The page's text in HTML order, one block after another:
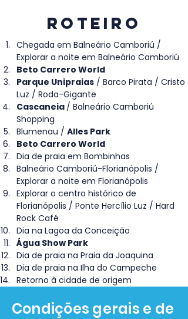
ROTEIRO
Chegada em Balneário Camboriú /
Explorar a noite em Balneário Camboriú
Beto Carrero World
Parque Unipraias / Barco Pirata / Cristo
Luz / Roda-Gigante
Cascaneia / Balneário Camboriú
Shopping
Blumenau / Alles Park
Beto Carrero World
Dia de praia em Bombinhas
Balneário Camboriú-Florianópolis /
Explorar a noite em Florianópolis
Explorar o centro histórico de
Florianópolis / Ponte Hercílio Luz / Hard
Rock Café
Dia na Lagoa da Conceição
Água Show Park
Dia de praia na Praia da Joaquina
Dia de praia na Ilha do Campeche
Retorno à cidade de origem
Condições gerais e de